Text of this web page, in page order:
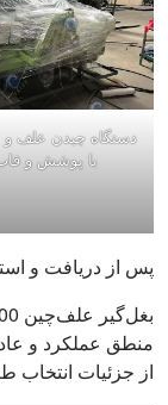
دستگاه چیدن علف و
با پوشش و
پس از دریافت و
منطق عملکرد و
از جزئیات انتخاب